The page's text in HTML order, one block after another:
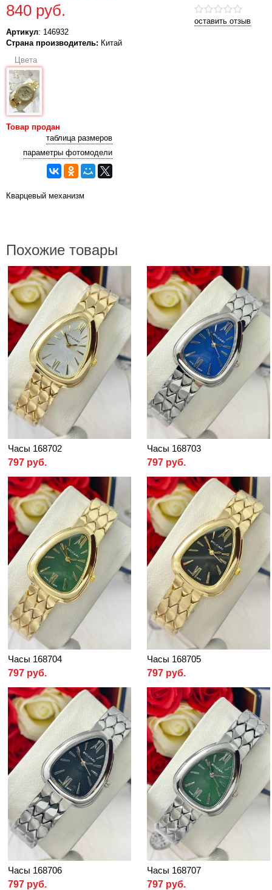
оставить отзыв
840 руб.
Артикул: 146932
Страна производитель: Китай
Цвета
Товар продан
таблица размеров
параметры фотомодели
Кварцевый механизм
Похожие товары
Часы 168702
797 руб.
Часы 168703
797 руб.
Часы 168704
797 руб.
Часы 168705
797 руб.
Часы 168706
797 руб.
Часы 168707
797 руб.